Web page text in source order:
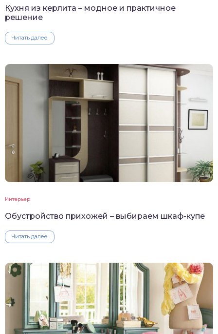
Кухня из керлита – модное и практичное
решение
Читать далее
Интерьер
Обустройство прихожей – выбираем шкаф-купе
Читать далее